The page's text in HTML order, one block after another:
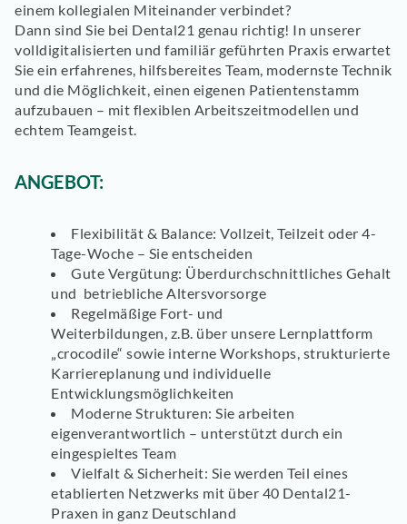
einem kollegialen Miteinander verbindet?
Dann sind Sie bei Dental21 genau richtig! In unserer
volldigitalisierten und familiär geführten Praxis erwartet
Sie ein erfahrenes, hilfsbereites Team, modernste Technik
und die Möglichkeit, einen eigenen Patientenstamm
aufzubauen – mit flexiblen Arbeitszeitmodellen und
echtem Teamgeist.
ANGEBOT:
Flexibilität & Balance: Vollzeit, Teilzeit oder 4-
Tage-Woche – Sie entscheiden
Gute Vergütung: Überdurchschnittliches Gehalt
und betriebliche Altersvorsorge
Regelmäßige Fort- und
Weiterbildungen, z.B. über unsere Lernplattform
„crocodile“ sowie interne Workshops, strukturierte
Karriereplanung und individuelle
Entwicklungsmöglichkeiten
Moderne Strukturen: Sie arbeiten
eigenverantwortlich – unterstützt durch ein
eingespieltes Team
Vielfalt & Sicherheit: Sie werden Teil eines
etablierten Netzwerks mit über 40 Dental21-
Praxen in ganz Deutschland